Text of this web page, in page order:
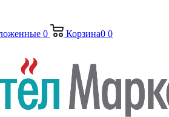
0 Корзина0 0